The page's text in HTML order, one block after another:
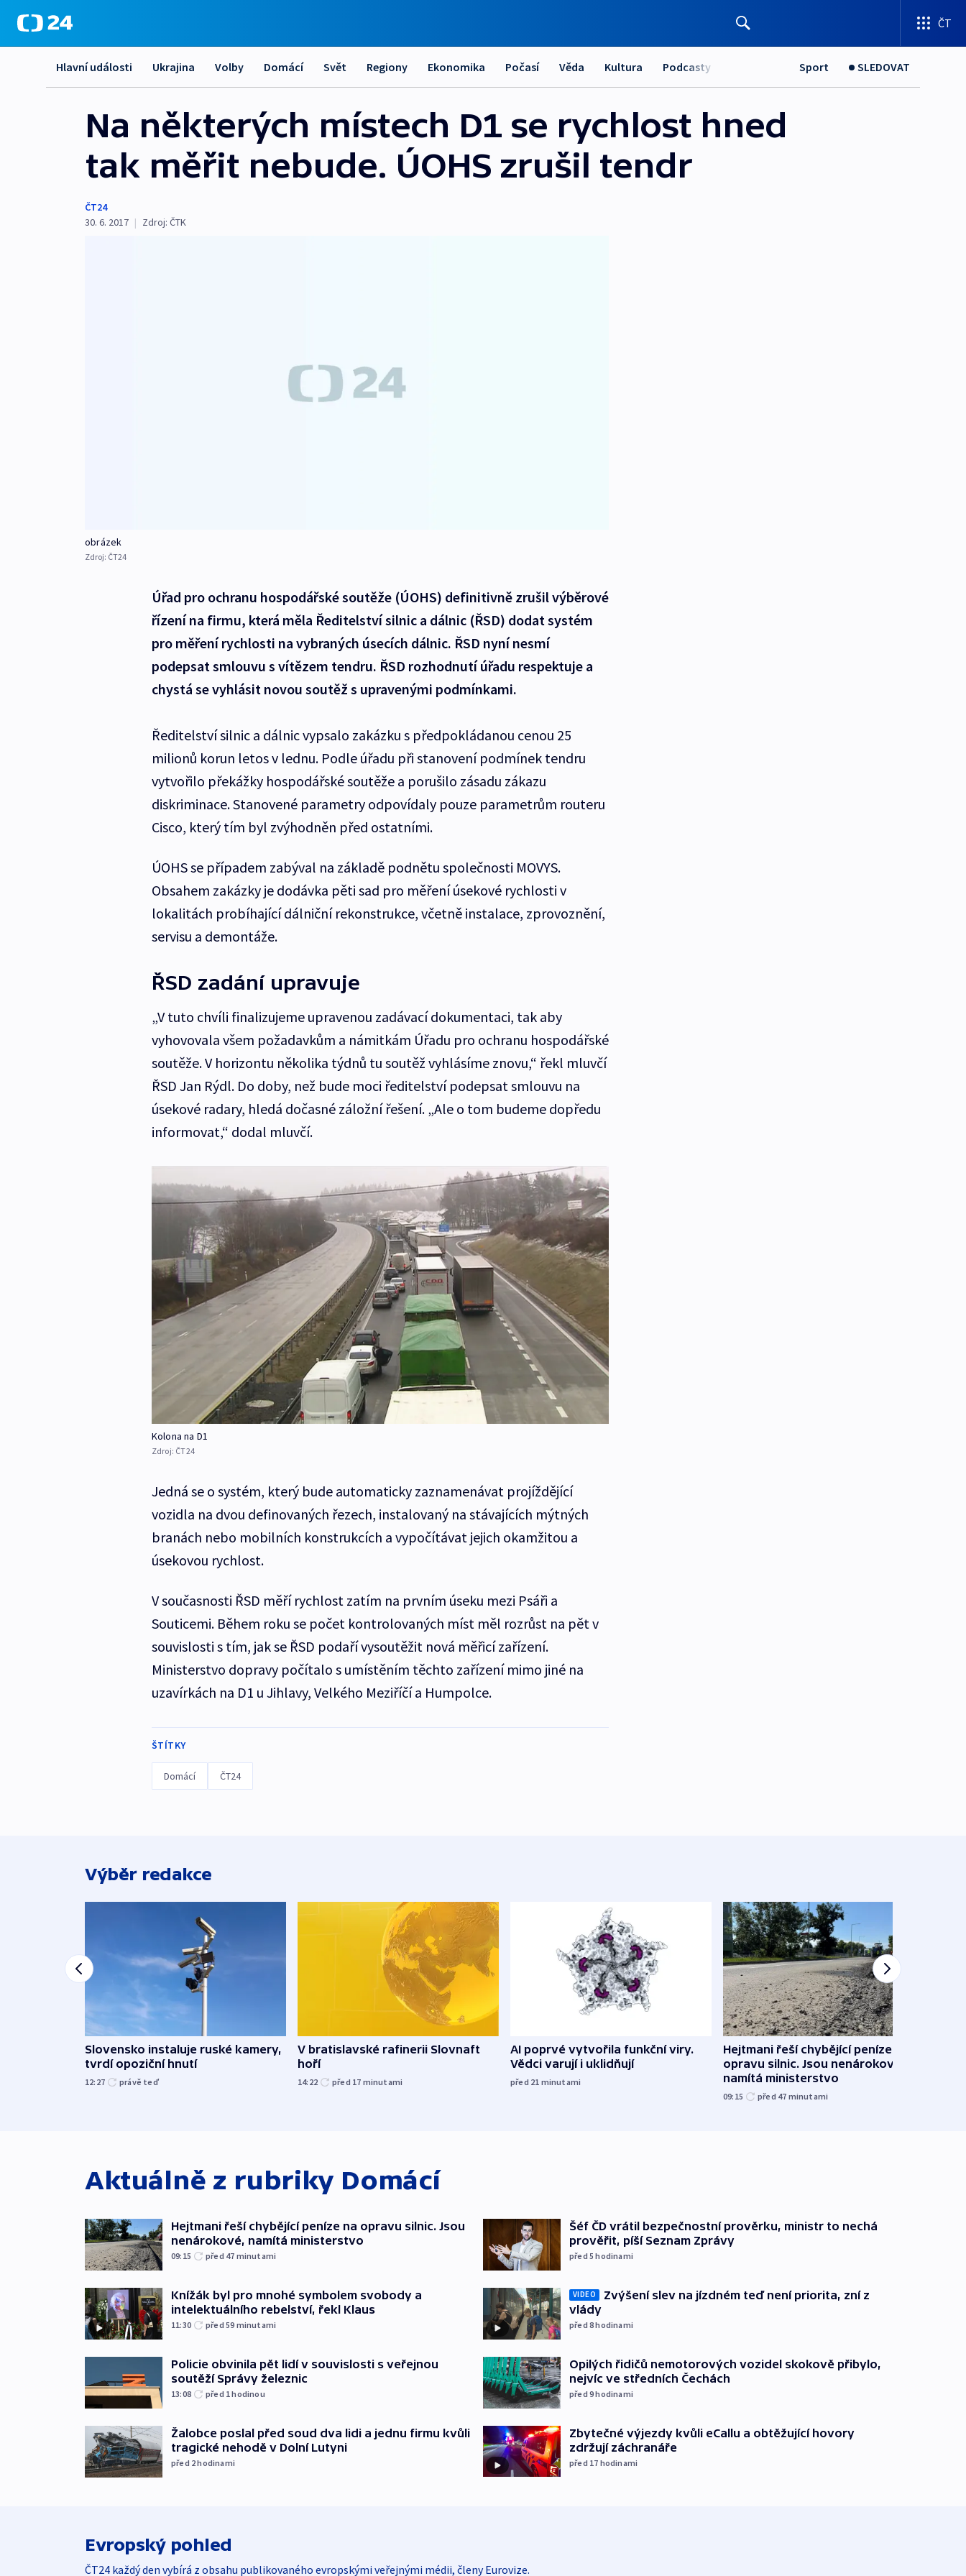
ČT
Hlavní události Ukrajina Volby Domácí Svět Regiony Ekonomika Počasí Věda Kultura Podcasty Sport SLEDOVAT
Na některých místech D1 se rychlost hned
tak měřit nebude. ÚOHS zrušil tendr
ČT24
30. 6. 2017 | Zdroj: ČTK
obrázek
Zdroj: ČT24
Úřad pro ochranu hospodářské soutěže (ÚOHS) definitivně zrušil výběrové
řízení na firmu, která měla Ředitelství silnic a dálnic (ŘSD) dodat systém
pro měření rychlosti na vybraných úsecích dálnic. ŘSD nyní nesmí
podepsat smlouvu s vítězem tendru. ŘSD rozhodnutí úřadu respektuje a
chystá se vyhlásit novou soutěž s upravenými podmínkami.
Ředitelství silnic a dálnic vypsalo zakázku s předpokládanou cenou 25
milionů korun letos v lednu. Podle úřadu při stanovení podmínek tendru
vytvořilo překážky hospodářské soutěže a porušilo zásadu zákazu
diskriminace. Stanovené parametry odpovídaly pouze parametrům routeru
Cisco, který tím byl zvýhodněn před ostatními.
ÚOHS se případem zabýval na základě podnětu společnosti MOVYS.
Obsahem zakázky je dodávka pěti sad pro měření úsekové rychlosti v
lokalitách probíhající dálniční rekonstrukce, včetně instalace, zprovoznění,
servisu a demontáže.
ŘSD zadání upravuje
„V tuto chvíli finalizujeme upravenou zadávací dokumentaci, tak aby
vyhovovala všem požadavkům a námitkám Úřadu pro ochranu hospodářské
soutěže. V horizontu několika týdnů tu soutěž vyhlásíme znovu,“ řekl mluvčí
ŘSD Jan Rýdl. Do doby, než bude moci ředitelství podepsat smlouvu na
úsekové radary, hledá dočasné záložní řešení. „Ale o tom budeme dopředu
informovat,“ dodal mluvčí.
Kolona na D1
Zdroj: ČT24
Jedná se o systém, který bude automaticky zaznamenávat projíždějící
vozidla na dvou definovaných řezech, instalovaný na stávajících mýtných
branách nebo mobilních konstrukcích a vypočítávat jejich okamžitou a
úsekovou rychlost.
V současnosti ŘSD měří rychlost zatím na prvním úseku mezi Psáři a
Souticemi. Během roku se počet kontrolovaných míst měl rozrůst na pět v
souvislosti s tím, jak se ŘSD podaří vysoutěžit nová měřicí zařízení.
Ministerstvo dopravy počítalo s umístěním těchto zařízení mimo jiné na
uzavírkách na D1 u Jihlavy, Velkého Meziříčí a Humpolce.
ŠTÍTKY
Domácí ČT24
Výběr redakce
Slovensko instaluje ruské kamery,
tvrdí opoziční hnutí
12:27 právě teď
V bratislavské rafinerii Slovnaft
hoří
14:22 před 17 minutami
AI poprvé vytvořila funkční viry.
Vědci varují i uklidňují
před 21 minutami
Hejtmani řeší chybějící peníze na
opravu silnic. Jsou nenárokové,
namítá ministerstvo
09:15 před 47 minutami
Aktuálně z rubriky Domácí
Hejtmani řeší chybějící peníze na opravu silnic. Jsou
nenárokové, namítá ministerstvo
09:15 před 47 minutami
Knížák byl pro mnohé symbolem svobody a
intelektuálního rebelství, řekl Klaus
11:30 před 59 minutami
Policie obvinila pět lidí v souvislosti s veřejnou
soutěží Správy železnic
13:08 před 1hodinou
Žalobce poslal před soud dva lidi a jednu firmu kvůli
tragické nehodě v Dolní Lutyni
před 2hodinami
Šéf ČD vrátil bezpečnostní prověrku, ministr to nechá
prověřit, píší Seznam Zprávy
před 5hodinami
VIDEO
Zvýšení slev na jízdném teď není priorita, zní z
vlády
před 8hodinami
Opilých řidičů nemotorových vozidel skokově přibylo,
nejvíc ve středních Čechách
před 9hodinami
Zbytečné výjezdy kvůli eCallu a obtěžující hovory
zdržují záchranáře
před 17 hodinami
Evropský pohled
ČT24 každý den vybírá z obsahu publikovaného evropskými veřejnými médii, členy Eurovize.